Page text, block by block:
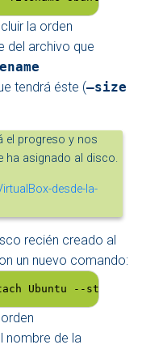
la orden
del archivo que
tendrá éste (–size
el progreso y nos
ha asignado al disco.
recién creado al
un nuevo comando:
Ubuntu --
nombre de la